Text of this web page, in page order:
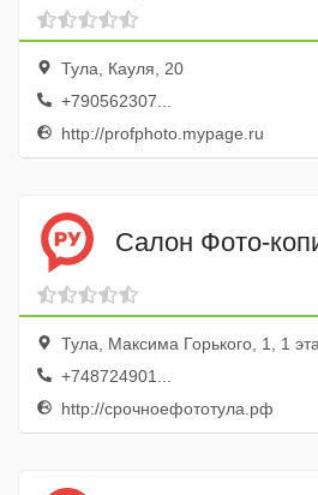
Тула, Кауля, 20
+790562307...
http://profphoto.mypage.ru
Салон Фото-
Тула, Максима Горького, 1, 1
+748724901...
http://срочноефототула.рф